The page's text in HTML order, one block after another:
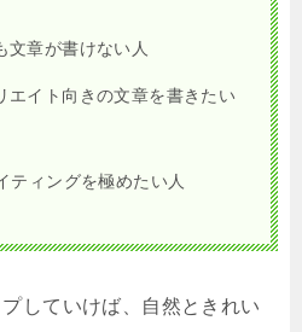
文章が書けない人
エイト向きの文章を書きたい
ティングを極めたい人
していけば、自然ときれい